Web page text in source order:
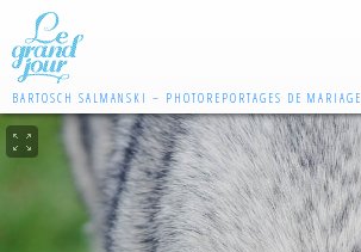
BARTOSCH SALMANSKI – PHOTOREPORTAGES DE MARIAGE